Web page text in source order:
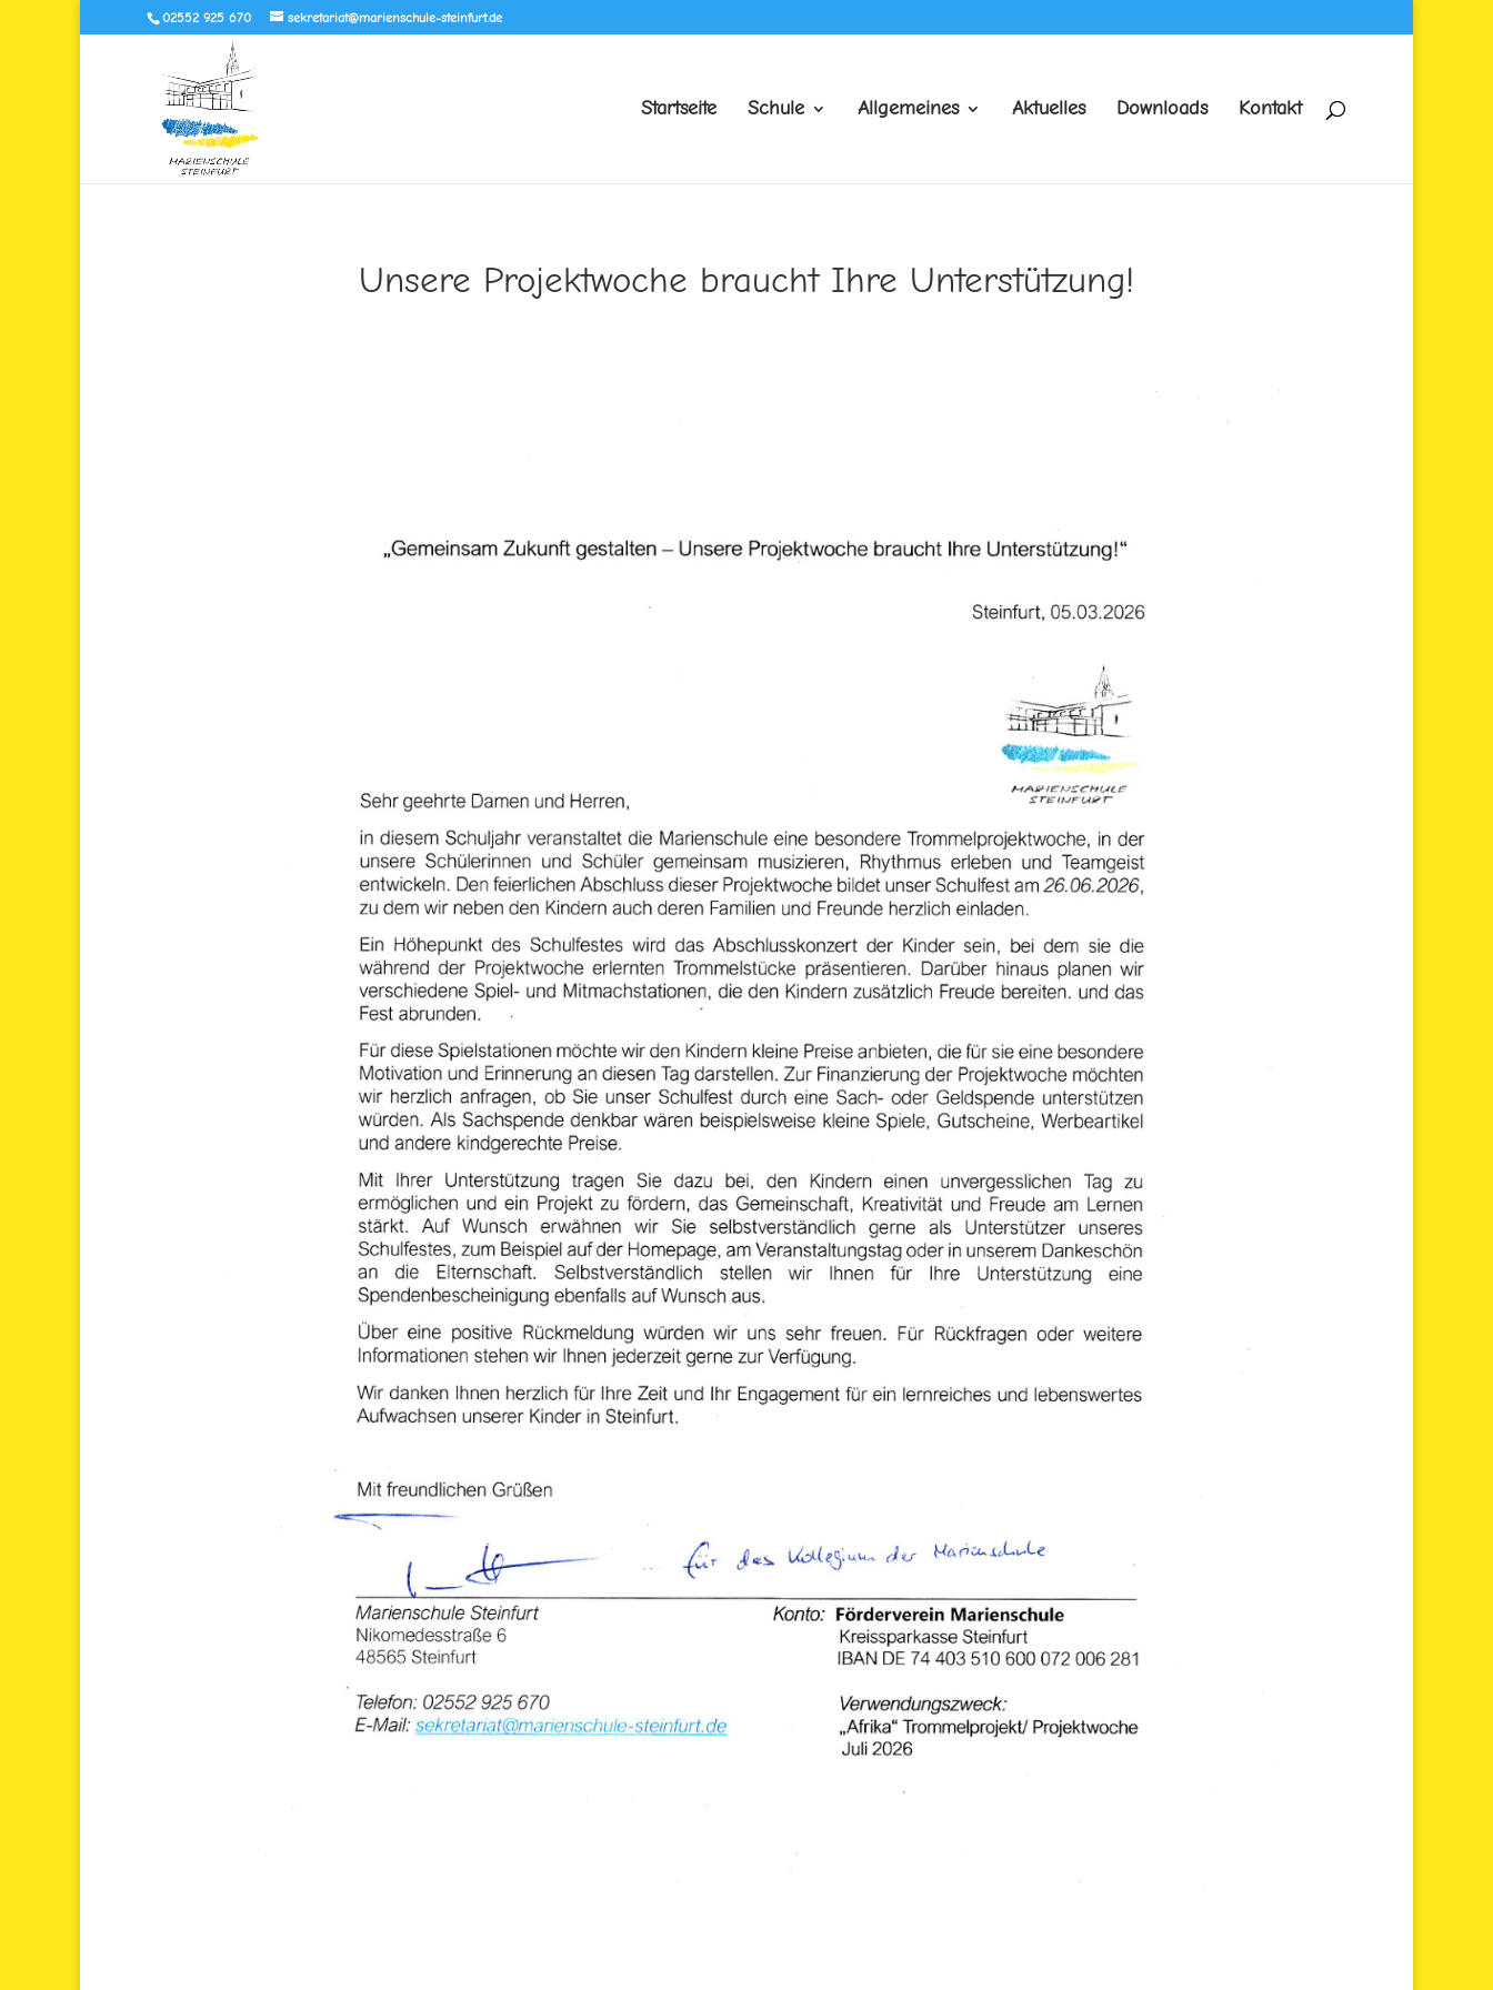
02552 925 670 sekretariat@marienschule-steinfurt.de
Startseite Schule Allgemeines Aktuelles Downloads Kontakt
Unsere Projektwoche braucht Ihre Unterstützung!